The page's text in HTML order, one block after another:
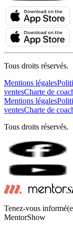
Tous droits réservés.
Mentions légales
ventesCharte de
Mentions légales
ventesCharte de
Tous droits réservés.
Tenez-vous
MentorShow